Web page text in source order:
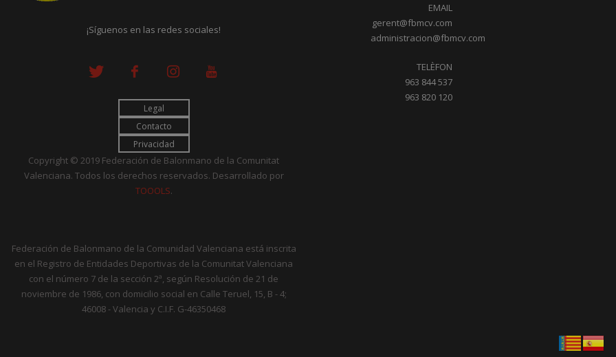
¡Síguenos en las redes sociales!
Legal
Contacto
Privacidad
Copyright © 2019 Federación de Balonmano de la Comunitat
Valenciana. Todos los derechos reservados. Desarrollado por
TOOOLS.
Federación de Balonmano de la Comunidad Valenciana está inscrita
en el Registro de Entidades Deportivas de la Comunitat Valenciana
con el número 7 de la sección 2ª, según Resolución de 21 de
noviembre de 1986, con domicilio social en Calle Teruel, 15, B - 4;
46008 - Valencia y C.I.F. G-46350468
EMAIL
gerent@fbmcv.com
administracion@fbmcv.com
TELÈFON
963 844 537
963 820 120